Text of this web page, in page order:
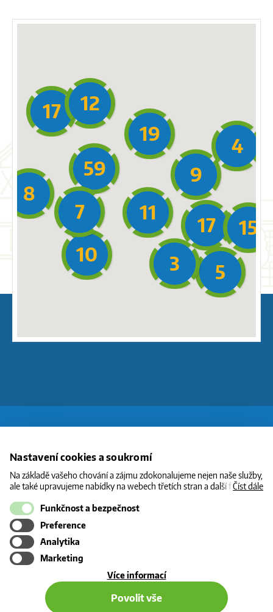
Nastavení cookies a soukromí
Na základě vašeho chování a zájmu zdokonalujeme nejen naše služby,
ale také upravujeme nabídky na webech třetích stran a další formy
souhlasu. Svoje nastavení můžete kdykoliv změnit v zápatí stránky v
„Nastavení soukromí". Více informací o tom, jak se soubory cookies a
osobními údaji pracujeme, včetně možností uplatnění vašich práv,
naleznete na webové stránce v sekci
Číst dále
Funkčnost a bezpečnost
Preference
Analytika
Marketing
Více informacío
Povolit vše
17
59
5
17 12
9
10
11
19
4
15
8
7
3
CENY
INFORMACE
KONTAKT